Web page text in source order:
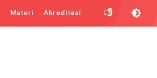
Materi Akreditasi